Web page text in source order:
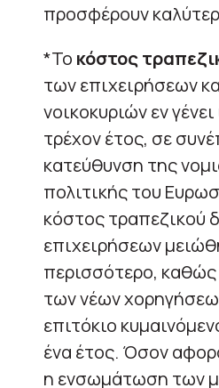
προσφέρουν
*Το κόστος
των επιχειρήσεων
νοικοκυριών εν
τρέχον έτος, σε
κατεύθυνση της
πολιτικής του
κόστος τραπεζικού
επιχειρήσεων
περισσότερο,
των νέων
επιτόκιο
ένα έτος. Όσον
η ενσωμάτωση των